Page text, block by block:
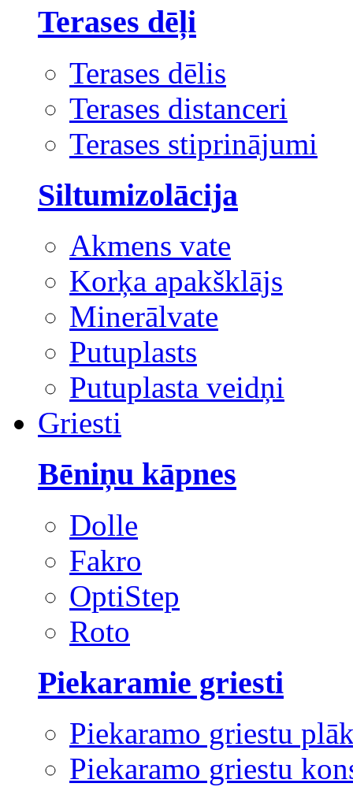
Terases dēļi
Terases dēlis
Terases distanceri
Terases stiprinājumi
Siltumizolācija
Akmens vate
Korķa apakšklājs
Minerālvate
Putuplasts
Putuplasta veidņi
Griesti
Bēniņu kāpnes
Dolle
Fakro
OptiStep
Roto
Piekaramie griesti
Piekaramo griestu
Piekaramo griestu